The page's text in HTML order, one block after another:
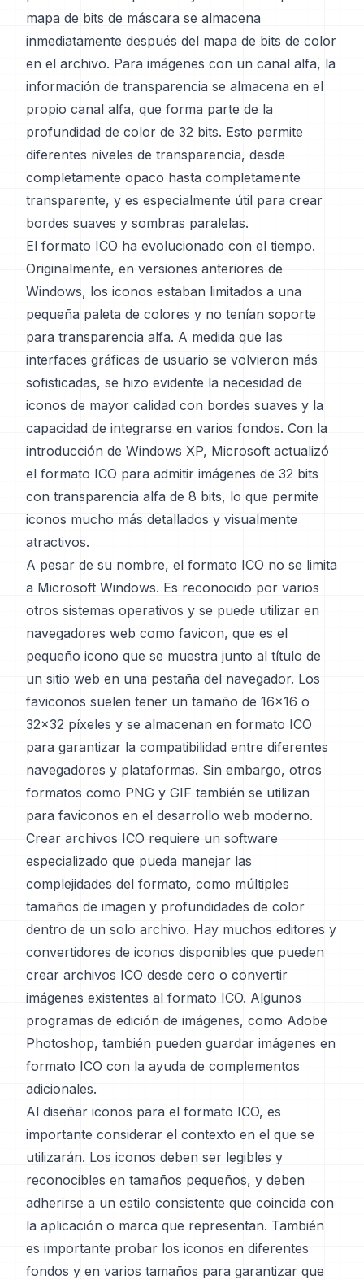
mapa de bits de máscara se almacena
inmediatamente después del mapa de bits de color
en el archivo. Para imágenes con un canal alfa, la
información de transparencia se almacena en el
propio canal alfa, que forma parte de la
profundidad de color de 32 bits. Esto permite
diferentes niveles de transparencia, desde
completamente opaco hasta completamente
transparente, y es especialmente útil para crear
bordes suaves y sombras paralelas.
El formato ICO ha evolucionado con el tiempo.
Originalmente, en versiones anteriores de
Windows, los iconos estaban limitados a una
pequeña paleta de colores y no tenían soporte
para transparencia alfa. A medida que las
interfaces gráficas de usuario se volvieron más
sofisticadas, se hizo evidente la necesidad de
iconos de mayor calidad con bordes suaves y la
capacidad de integrarse en varios fondos. Con la
introducción de Windows XP, Microsoft actualizó
el formato ICO para admitir imágenes de 32 bits
con transparencia alfa de 8 bits, lo que permite
iconos mucho más detallados y visualmente
atractivos.
A pesar de su nombre, el formato ICO no se limita
a Microsoft Windows. Es reconocido por varios
otros sistemas operativos y se puede utilizar en
navegadores web como favicon, que es el
pequeño icono que se muestra junto al título de
un sitio web en una pestaña del navegador. Los
faviconos suelen tener un tamaño de 16x16 o
32x32 píxeles y se almacenan en formato ICO
para garantizar la compatibilidad entre diferentes
navegadores y plataformas. Sin embargo, otros
formatos como PNG y GIF también se utilizan
para faviconos en el desarrollo web moderno.
Crear archivos ICO requiere un software
especializado que pueda manejar las
complejidades del formato, como múltiples
tamaños de imagen y profundidades de color
dentro de un solo archivo. Hay muchos editores y
convertidores de iconos disponibles que pueden
crear archivos ICO desde cero o convertir
imágenes existentes al formato ICO. Algunos
programas de edición de imágenes, como Adobe
Photoshop, también pueden guardar imágenes en
formato ICO con la ayuda de complementos
adicionales.
Al diseñar iconos para el formato ICO, es
importante considerar el contexto en el que se
utilizarán. Los iconos deben ser legibles y
reconocibles en tamaños pequeños, y deben
adherirse a un estilo consistente que coincida con
la aplicación o marca que representan. También
es importante probar los iconos en diferentes
fondos y en varios tamaños para garantizar que